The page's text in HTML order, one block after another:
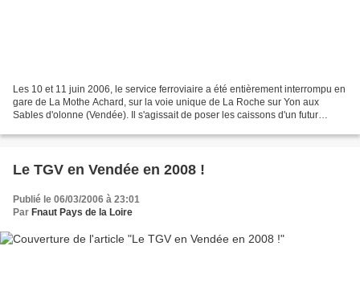
Les 10 et 11 juin 2006, le service ferroviaire a été entièrement interrompu en
gare de La Mothe Achard, sur la voie unique de La Roche sur Yon aux
Sables d'olonne (Vendée). Il s'agissait de poser les caissons d'un futur
Le TGV en Vendée en 2008 !
Publié le 06/03/2006 à 23:01
Par Fnaut Pays de la Loire